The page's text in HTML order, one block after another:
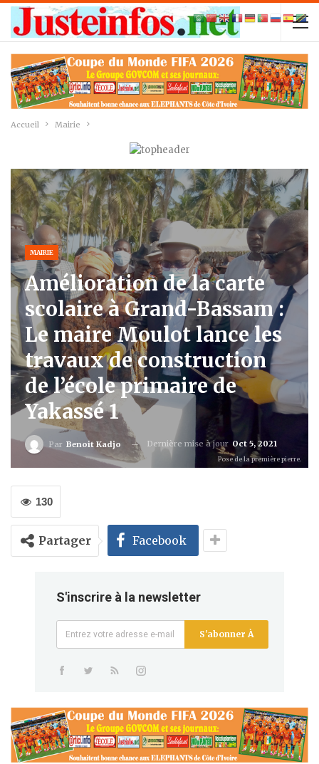
Accueil Mairie
MAIRIE
Amélioration de la carte
scolaire à Grand-Bassam :
Le maire Moulot lance les
travaux de construction
de l’école primaire de
Yakassé 1
Par Benoit Kadjo Dernière mise à jour Oct 5, 2021
Pose de la première pierre.
130
Partager Facebook
S'inscrire à la newsletter
S'abonner À